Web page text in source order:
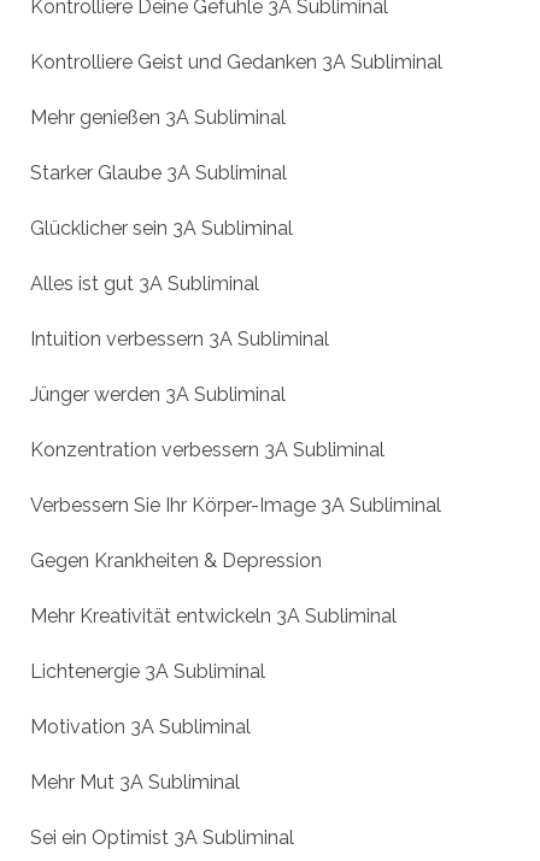
Kontrolliere Deine Gefühle 3A Subliminal
Kontrolliere Geist und Gedanken 3A Subliminal
Mehr genießen 3A Subliminal
Starker Glaube 3A Subliminal
Glücklicher sein 3A Subliminal
Alles ist gut 3A Subliminal
Intuition verbessern 3A Subliminal
Jünger werden 3A Subliminal
Konzentration verbessern 3A Subliminal
Verbessern Sie Ihr Körper-Image 3A Subliminal
Gegen Krankheiten & Depression
Mehr Kreativität entwickeln 3A Subliminal
Lichtenergie 3A Subliminal
Motivation 3A Subliminal
Mehr Mut 3A Subliminal
Sei ein Optimist 3A Subliminal